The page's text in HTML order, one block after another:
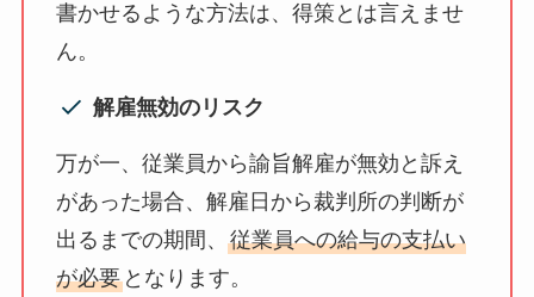
書かせるような方法は、得策とは言えませ
ん。
解雇無効のリスク
万が一、従業員から諭旨解雇が無効と訴え
があった場合、解雇日から裁判所の判断が
出るまでの期間、 従業員への給与の支払い
が必要となります。